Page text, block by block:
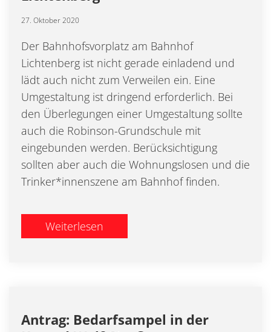
27. Oktober 2020
Der Bahnhofsvorplatz am Bahnhof
Lichtenberg ist nicht gerade einladend und
lädt auch nicht zum Verweilen ein. Eine
Umgestaltung ist dringend erforderlich. Bei
den Überlegungen einer Umgestaltung sollte
auch die Robinson-Grundschule mit
eingebunden werden. Berücksichtigung
sollten aber auch die Wohnungslosen und die
Trinker*innenszene am Bahnhof finden.
Weiterlesen
Antrag: Bedarfsampel in der